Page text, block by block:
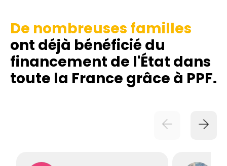
De nombreuses familles
ont déjà bénéficié du
financement de l'État dans
toute la France grâce à PPF.